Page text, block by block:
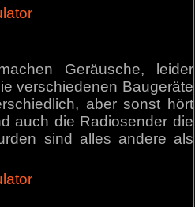
Geräusche, leider
verschiedenen Baugeräte
aber sonst hört
auch die Radiosender die
sind alles andere als